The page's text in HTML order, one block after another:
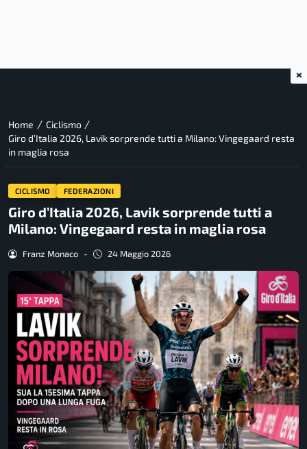
Home / Ciclismo /
Giro d’Italia 2026, Lavik sorprende tutti a Milano: Vingegaard resta
in maglia rosa
CICLISMO FEDERAZIONI
Giro d’Italia 2026, Lavik sorprende tutti a
Milano: Vingegaard resta in maglia rosa
Franz Monaco - 24 Maggio 2026
×